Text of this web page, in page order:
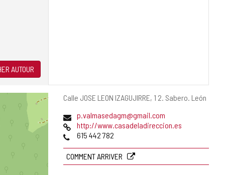
Adresse
Calle JOSE LEON IZAGUJIRRE, 1 2. Sabero. León
Adresse
de
courrier
p.valmasedagm@gmail.com
Page
Web
http://www.casadeladireccion.es
Téléphones
615 442 782
COMMENT ARRIVER
AUTOUR